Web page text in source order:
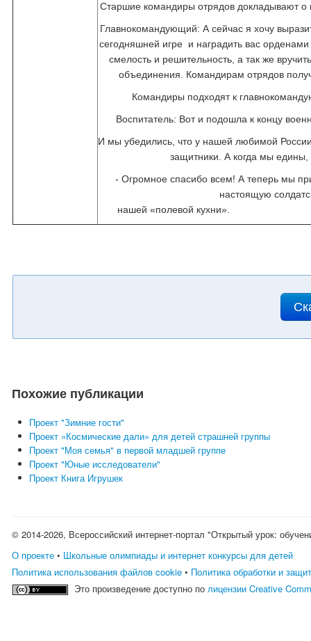
Старшие командиры отрядов докладывают
Главнокомандующий: А сейчас я хочу
сегодняшней игре и наградить вас
смелость и решительность, а так же
объединения. Командирам отрядов
Командиры подходят к
Воспитатель: Вот и подошла к концу
И мы убедились, что у нашей любимой
защитники. А когда мы
- Огромное спасибо всем! А теперь мы
настоящую
нашей
Похожие публикации
Проект "Зимние гости"
Проект «Космические дали» для детей страшней группы
Проект "Моя семья" в первой младшей группе
Проект "Юные исследователи"
Проект Книга Игрушек
© 2014-2026, Всероссийский интернет-портал "Открытый урок:
О проекте • Школьные олимпиады и интернет конкурсы для детей
Политика использования файлов cookie • Политика обработки и
Это произведение доступно полицензии Creative